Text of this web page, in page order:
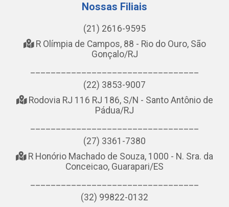
Nossas Filiais
(21) 2616-9595
R Olímpia de Campos, 88 - Rio do Ouro, São
Gonçalo/RJ
(22) 3853-9007
Rodovia RJ 116 RJ 186, S/N - Santo Antônio de
Pádua/RJ
(27) 3361-7380
R Honório Machado de Souza, 1000 - N. Sra. da
Conceicao, Guarapari/ES
(32) 99822-0132